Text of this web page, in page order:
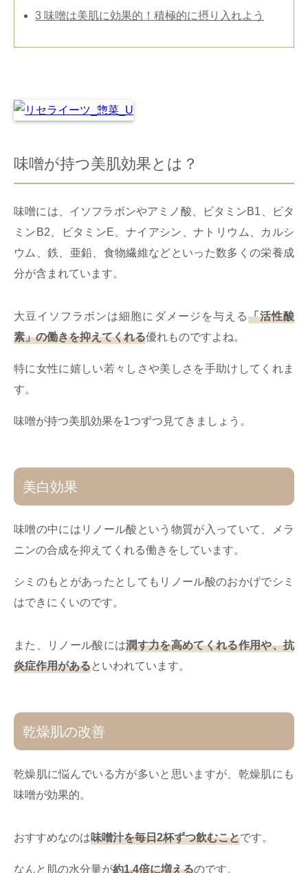
3 味噌は美肌に効果的！積極的に摂り入れよう
味噌が持つ美肌効果とは？
味噌には、イソフラボンやアミノ酸、ビタミンB1、ビタ
ミンB2、ビタミンE、ナイアシン、ナトリウム、カルシ
ウム、鉄、亜鉛、食物繊維などといった数多くの栄養成
分が含まれています。
大豆イソフラボンは細胞にダメージを与える「活性酸
素」の働きを抑えてくれる優れものですよね。
特に女性に嬉しい若々しさや美しさを手助けしてくれま
す。
味噌が持つ美肌効果を1つずつ見てきましょう。
美白効果
味噌の中にはリノール酸という物質が入っていて、メラ
ニンの合成を抑えてくれる働きをしています。
シミのもとがあったとしてもリノール酸のおかげでシミ
はできにくいのです。
また、リノール酸には潤す力を高めてくれる作用や、抗
炎症作用があるといわれています。
乾燥肌の改善
乾燥肌に悩んでいる方が多いと思いますが、乾燥肌にも
味噌が効果的。
おすすめなのは味噌汁を毎日2杯ずつ飲むことです。
なんと肌の水分量が約1.4倍に増えるのです。